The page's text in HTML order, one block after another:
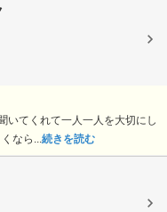
いてくれて一人一人を大切にし
なら...続きを読む